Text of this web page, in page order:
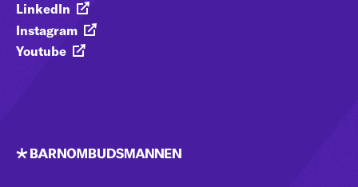
LinkedIn
Instagram
Youtube